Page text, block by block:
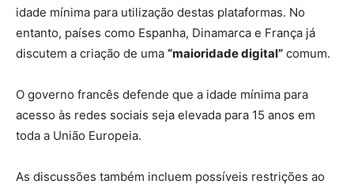
idade mínima para utilização destas plataformas. No
entanto, países como Espanha, Dinamarca e França já
discutem a criação de uma “maioridade digital” comum.
O governo francês defende que a idade mínima para
acesso às redes sociais seja elevada para 15 anos em
toda a União Europeia.
As discussões também incluem possíveis restrições ao